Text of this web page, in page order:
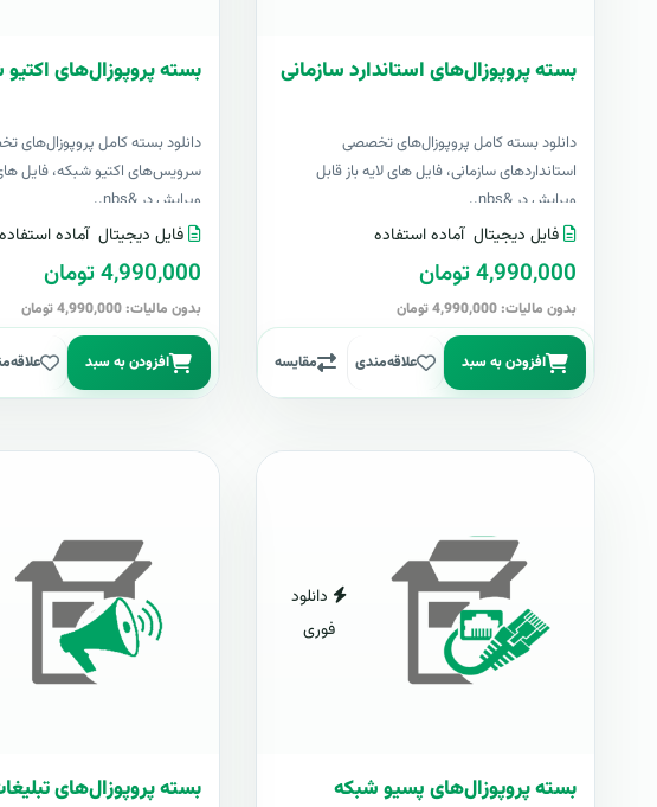
بسته پروپوزال‌های استاندارد سازمانی
دانلود بسته کامل پروپوزال‌های تخصصی
استانداردهای سازمانی، فایل های لایه باز قابل
ویرایش در &nbs..
فایل دیجیتال آماده استفاده
4,990,000 تومان
بدون مالیات: 4,990,000 تومان
افزودن به سبد علاقه‌مندی مقایسه
بسته پروپوزال‌های
دانلود بسته کامل پروپوزال‌های
سرویس‌های اکتیو شبکه، فایل های
ویرایش در &nbs..
فایل دیجیتال آماده استفاده
4,990,000 تومان
بدون مالیات: 4,990,000 تومان
افزودن به سبد
دانلود
فوری
بسته پروپوزال‌های پسیو شبکه بسته پروپوزال‌های